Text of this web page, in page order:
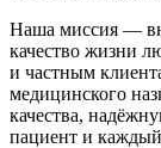
Наша миссия —
качество жизни
и частным
медицинского
качества,
пациент и каждый